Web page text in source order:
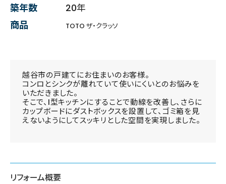
築年数
20年
商品
TOTO ザ・クラッソ
越谷市の戸建てにお住まいのお客様。
コンロとシンクが離れていて使いにくいとのお悩みを
いただきました。
そこで、I型キッチンにすることで動線を改善し、さらに
カップボードにダストボックスを設置して、ゴミ箱を見
えないようにしてスッキリとした空間を実現しました。
リフォーム概要